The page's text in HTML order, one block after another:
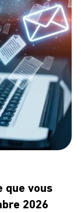
que vous
2026